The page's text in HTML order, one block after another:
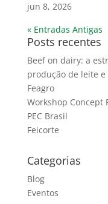
jun 8, 2026
« Entradas Antigas
Posts recentes
Beef on dairy: a
produção de leite
Feagro
Workshop Concept
PEC Brasil
Feicorte
Categorias
Blog
Eventos